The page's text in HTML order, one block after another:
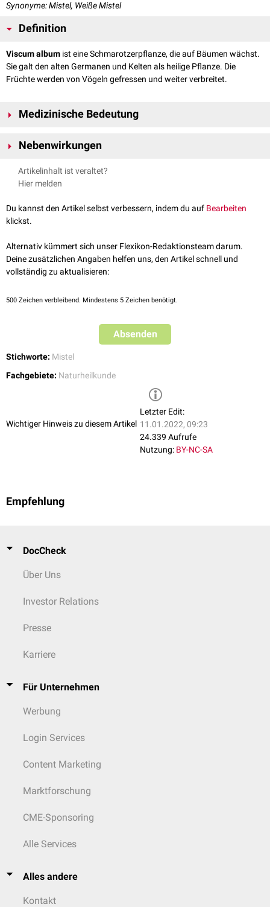
Synonyme: Mistel, Weiße Mistel
Definition
Viscum album ist eine Schmarotzerpflanze, die auf Bäumen wächst.
Sie galt den alten Germanen und Kelten als heilige Pflanze. Die
Früchte werden von Vögeln gefressen und weiter verbreitet.
Medizinische Bedeutung
Medizin kommen Mistelpräparate hauptsächlich in der adjuvanten oder
Zellkulturenwurden immunmodulierende
Mechanismen beschrieben. Durch bestimmungsgemäße Anwendung
Wirkmechanismus ist unklar.
Das bislang verfügbare Datenmaterial aus klinischen Studien reicht nicht
Mistelpräparaten bei Krebspatienten eindeutig zu belegen.
Nebenwirkungen
Nebenwirkungen bei Injektionen der Mistelpräparate können
Lokalreaktionen
Artikelinhalt ist veraltet?
Hier melden
Du kannst den Artikel selbst verbessern, indem du auf Bearbeiten
klickst.
Alternativ kümmert sich unser Flexikon-Redaktionsteam darum.
Deine zusätzlichen Angaben helfen uns, den Artikel schnell und
vollständig zu aktualisieren:
500 Zeichen verbleibend. Mindestens 5 Zeichen benötigt.
Absenden
Stichworte: Mistel
Fachgebiete: Naturheilkunde
Wichtiger Hinweis zu diesem Artikel
Letzter Edit:
11.01.2022, 09:23
24.339 Aufrufe
Nutzung: BY-NC-SA
Empfehlung
DocCheck
Über Uns
Investor Relations
Presse
Karriere
Für Unternehmen
Werbung
Login Services
Content Marketing
Marktforschung
CME-Sponsoring
Alle Services
Alles andere
Kontakt